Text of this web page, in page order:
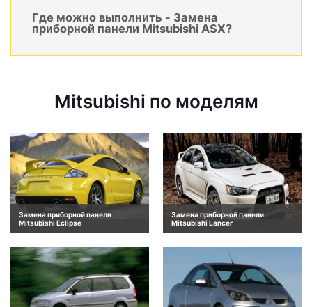
Где можно выполнить - Замена
приборной панели Mitsubishi ASX?
Mitsubishi по моделям
Замена приборной панели
Mitsubishi Eclipse
Замена приборной панели
Mitsubishi Lancer